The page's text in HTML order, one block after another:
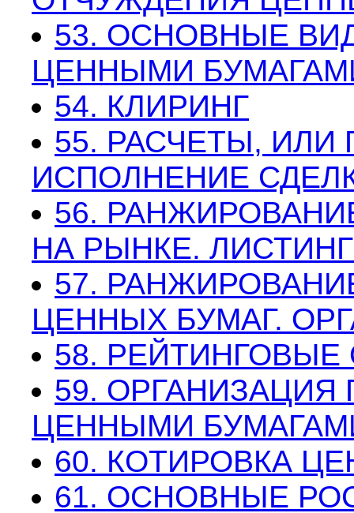
53. ОСНОВНЫЕ
ЦЕННЫМИ
54. КЛИРИНГ
55. РАСЧЕТЫ, ИЛИ
ИСПОЛНЕНИЕ
56.
НА РЫНКЕ.
57.
ЦЕННЫХ БУМАГ.
58.
59.
ЦЕННЫМИ
60. КОТИРОВКА
61. ОСНОВНЫЕ